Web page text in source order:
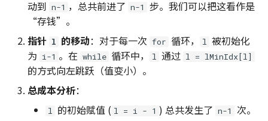
动到 n-1 ，总共前进了 n-1
步。我们可以把这看作是
“存钱”。
指针 l 的移动：对于每一次 for 循环， l 被初始化
为 i-1 。在 while 循环中， l 通过 l = lMinIdx[l]
的方式向左跳跃（值变小）。
总成本分析：
l 的初始赋值 ( l = i - 1 ) 总共发生了 n-1 次。